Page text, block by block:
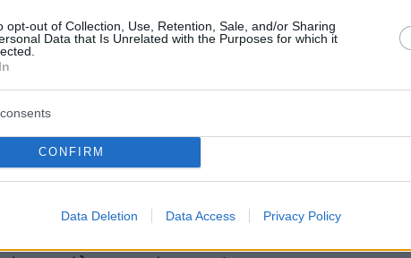
opt-out of Collection, Use, Retention, Sale, and/or Sharing
Data that Is Unrelated with the Purposes for which it
CONFIRM
Data Deletion Data Access Privacy Policy
22 κλοπές σε Αρκαδία, Αττική, Κορινθία,
και Φθιώτιδα, αποκομίζοντας
που ξεπερνά τις 75.000 ευρώ.
νυχτερινές ώρες, απενεργοποιούσαν
και κάμερες ασφαλείας, αφαιρούσαν τα
συστήματα, ενώ είχαν πάντα καλυμμένα τα
τους για να μην αναγνωρίζονται.